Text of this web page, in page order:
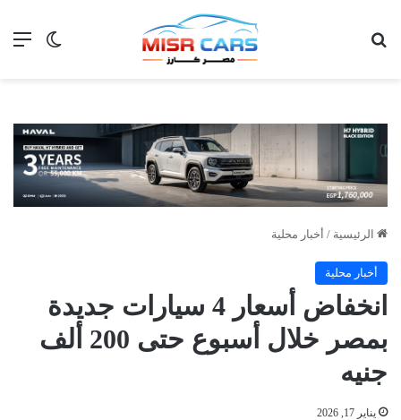
الوضع
الرئيسية / أخبار محلية
أخبار محلية
انخفاض أسعار 4 سيارات جديدة
بمصر خلال أسبوع حتى 200 ألف
جنيه
يناير 17, 2026